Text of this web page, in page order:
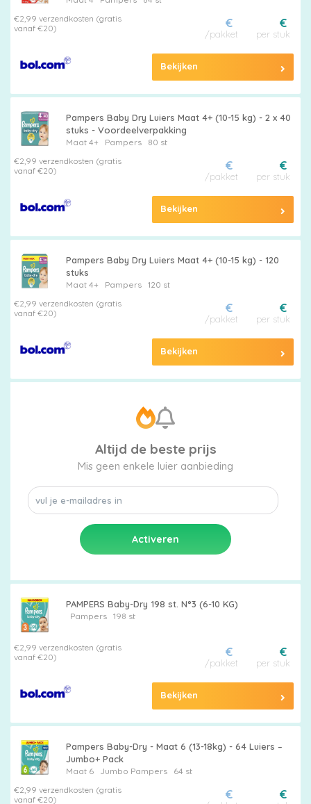
Luierbroekjes
Maten
&
Merken
vergelijken
€2,99 verzendkosten (gratis
vanaf €20)
€
per stuk
€
/pakket
Bekijken
Pampers Baby Dry Luiers Maat 4+ (10-15 kg) - 2 x 40
stuks - Voordeelverpakking
Maat 4+ Pampers
80 st
€2,99 verzendkosten (gratis
vanaf €20)
€
per stuk
€
/pakket
Bekijken
Pampers Baby Dry Luiers Maat 4+ (10-15 kg) - 120
stuks
Maat 4+ Pampers
120 st
€2,99 verzendkosten (gratis
vanaf €20)
€
per stuk
€
/pakket
Bekijken
Altijd de beste prijs
Mis geen enkele luier aanbieding
PAMPERS Baby-Dry 198 st. N°3 (6-10 KG)
Pampers 198 st
€2,99 verzendkosten (gratis
vanaf €20)
€
per stuk
€
/pakket
Bekijken
Pampers Baby-Dry - Maat 6 (13-18kg) - 64 Luiers –
Jumbo+ Pack
Maat 6 Jumbo Pampers
64 st
€2,99 verzendkosten (gratis
vanaf €20)
€
€